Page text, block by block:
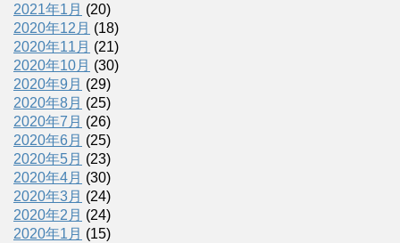
2021年1月 (20)
2020年12月 (18)
2020年11月 (21)
2020年10月 (30)
2020年9月 (29)
2020年8月 (25)
2020年7月 (26)
2020年6月 (25)
2020年5月 (23)
2020年4月 (30)
2020年3月 (24)
2020年2月 (24)
2020年1月 (15)